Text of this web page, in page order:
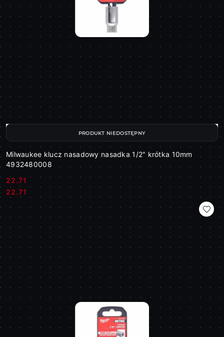
Milwaukee klucz nasadowy nasadka 1/2" krótka 10mm
4932480008
Cena:
22.71
Cena:
22.71
PRODUKT NIEDOSTĘPNY